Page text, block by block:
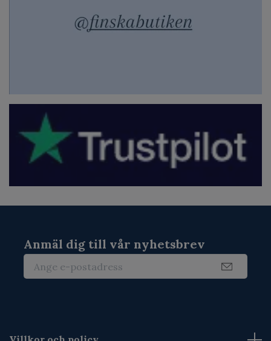
Anmäl dig till vår nyhetsbrev